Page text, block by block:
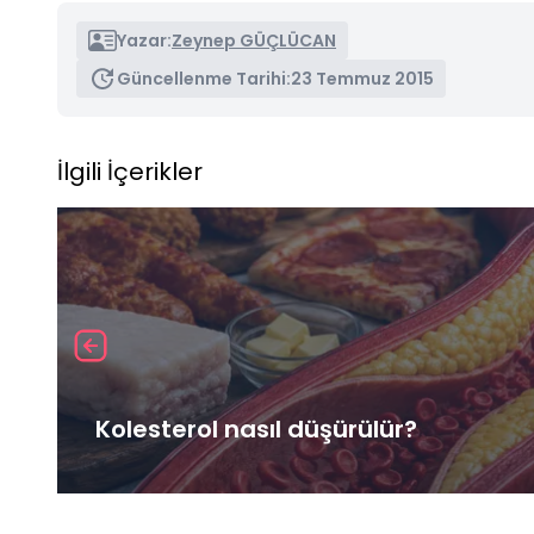
Yazar:Zeynep GÜÇLÜCAN
Güncellenme Tarihi:23 Temmuz 2015
İlgili İçerikler
Kolesterol nasıl düşürülür?